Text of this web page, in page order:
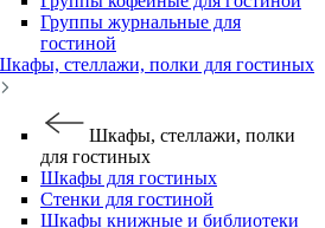
Группы журнальные для
гостиной
стеллажи, полки для гостиных
Шкафы, стеллажи, полки
для гостиных
Шкафы для гостиных
Стенки для гостиной
Шкафы книжные и библиотеки